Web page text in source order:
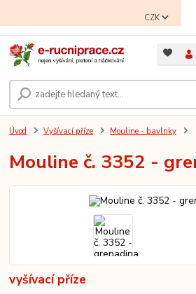
CZK
Úvod Vyšívací příze Mouline - bavlnky
Mouline č. 3352 -
vyšívací příze